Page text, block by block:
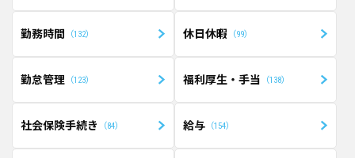
勤務時間 132 休日休暇 99
勤怠管理 123 福利厚生・手当 138
社会保険手続き 84 給与 154